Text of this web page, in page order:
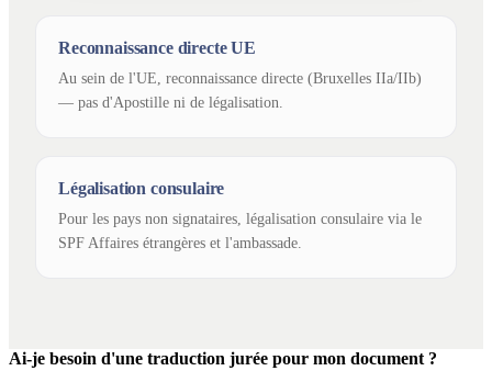
Reconnaissance directe UE
Au sein de l'UE, reconnaissance directe (Bruxelles IIa/IIb)
— pas d'Apostille ni de légalisation.
Légalisation consulaire
Pour les pays non signataires, légalisation consulaire via le
SPF Affaires étrangères et l'ambassade.
Ai-je besoin d'une traduction jurée pour mon document ?